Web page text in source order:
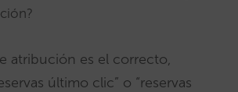
atribución es el correcto,
último clic” o “reservas